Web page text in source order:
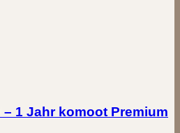
1 Jahr komoot Premium